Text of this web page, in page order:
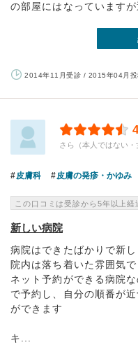
の部屋にはなっています
2014年11月受診 / 2015年04月投
さら（本人ではない・
皮膚科 皮膚の発疹・かゆみ
この口コミは受診から5年以上経
新しい病院
病院はできたばかりで新
院内は落ち着いた雰囲気で
ネット予約ができる病院
で予約し、自分の順番が
ができます
キ...